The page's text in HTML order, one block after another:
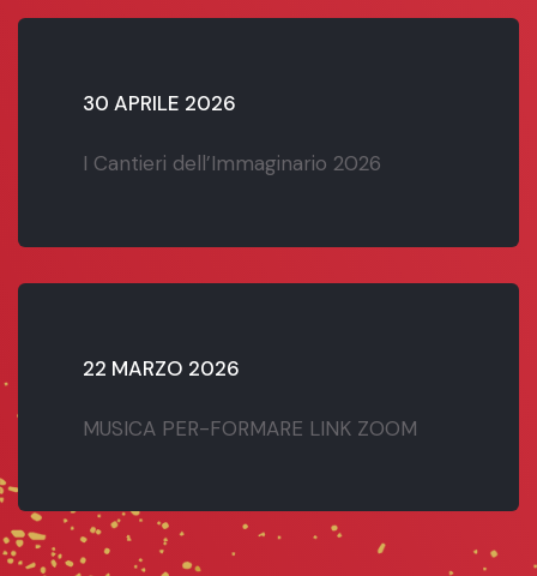
30 APRILE 2026
I Cantieri dell’Immaginario 2026
22 MARZO 2026
MUSICA PER-FORMARE LINK ZOOM